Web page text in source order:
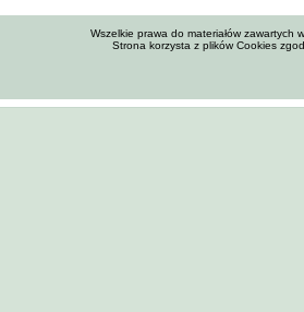
Wszelkie prawa do materiałów
Strona korzysta z plików Cookies